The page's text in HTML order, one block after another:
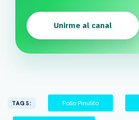
Unirme al canal
TAGS: Pollo Pinulito